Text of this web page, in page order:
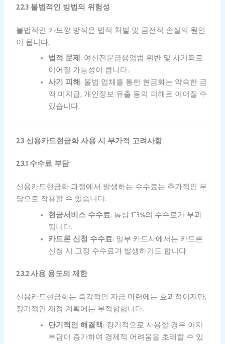
2.2.3 불법적인 방법의 위험성
불법적인 카드깡 방식은 법적 처벌 및 금전적 손실의 원인
이 됩니다.
법적 문제 : 여신전문금융업법 위반 및 사기죄로
이어질 가능성이 큽니다.
사기 피해: 불법 업체를 통한 현금화는 약속한 금
액 미지급, 개인정보 유출 등의 피해로 이어질 수
있습니다.
2.3 신용카드현금화 사용 시 부가적 고려사항
2.3.1 수수료 부담
신용카드현금화 과정에서 발생하는 수수료는 추가적인 부
담으로 작용할 수 있습니다.
현금서비스 수수료: 통상 1~3%의 수수료가 부과
됩니다.
카드론 신청 수수료: 일부 카드사에서는 카드론
신청 시 고정 수수료가 발생하기도 합니다.
2.3.2 사용 용도의 제한
신용카드현금화는 즉각적인 자금 마련에는 효과적이지만,
장기적인 재정 계획에는 부적합합니다.
단기적인 해결책: 장기적으로 사용할 경우 이자
부담이 증가하여 경제적 어려움을 초래할 수 있